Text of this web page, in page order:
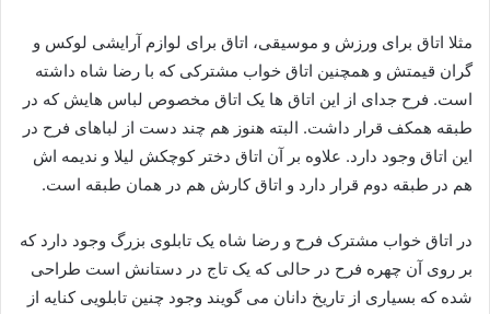
مثلا اتاق برای ورزش و موسیقی، اتاق برای لوازم آرایشی لوکس و
گران قیمتش و همچنین اتاق خواب مشترکی که با رضا شاه داشته
است. فرح جدای از این اتاق ها یک اتاق مخصوص لباس هایش که در
طبقه همکف قرار داشت. البته هنوز هم چند دست از لباهای فرح در
این اتاق وجود دارد. علاوه بر آن اتاق دختر کوچکش لیلا و ندیمه اش
هم در طبقه دوم قرار دارد و اتاق کارش هم در همان طبقه است.
در اتاق خواب مشترک فرح و رضا شاه یک تابلوی بزرگ وجود دارد که
بر روی آن چهره فرح در حالی که یک تاج در دستانش است طراحی
شده که بسیاری از تاریخ دانان می گویند وجود چنین تابلویی کنایه از